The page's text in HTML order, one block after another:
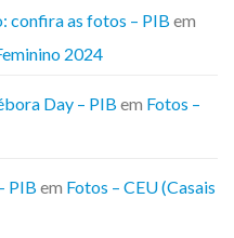
confira as fotos – PIB em
2024
Day – PIB em Fotos –
PIB em Fotos – CEU (Casais